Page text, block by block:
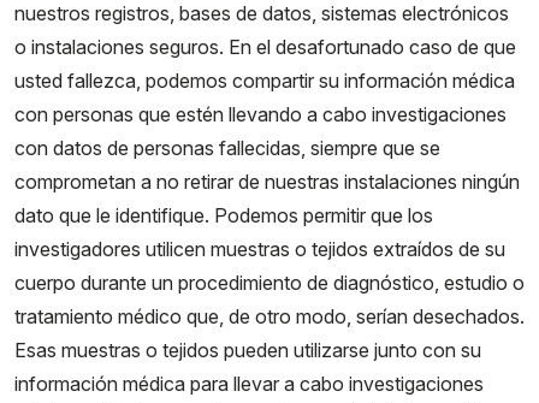
nuestros registros, bases de datos, sistemas electrónicos
o instalaciones seguros. En el desafortunado caso de que
usted fallezca, podemos compartir su información médica
con personas que estén llevando a cabo investigaciones
con datos de personas fallecidas, siempre que se
comprometan a no retirar de nuestras instalaciones ningún
dato que le identifique. Podemos permitir que los
investigadores utilicen muestras o tejidos extraídos de su
cuerpo durante un procedimiento de diagnóstico, estudio o
tratamiento médico que, de otro modo, serían desechados.
Esas muestras o tejidos pueden utilizarse junto con su
información médica para llevar a cabo investigaciones